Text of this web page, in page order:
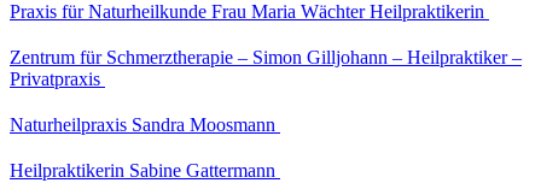
Praxis für Naturheilkunde Frau Maria Wächter Heilpraktikerin
Zentrum für Schmerztherapie – Simon Gilljohann – Heilpraktiker –
Privatpraxis
Naturheilpraxis Sandra Moosmann
Heilpraktikerin Sabine Gattermann